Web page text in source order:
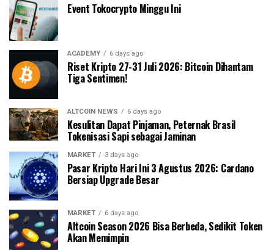
Event Tokocrypto Minggu Ini
ACADEMY 6 days ago
Riset Kripto 27-31 Juli 2026: Bitcoin Dihantam
Tiga Sentimen!
ALTCOIN NEWS 6 days ago
Kesulitan Dapat Pinjaman, Peternak Brasil
Tokenisasi Sapi sebagai Jaminan
MARKET 3 days ago
Pasar Kripto Hari Ini 3 Agustus 2026: Cardano
Bersiap Upgrade Besar
MARKET 6 days ago
Altcoin Season 2026 Bisa Berbeda, Sedikit Token
Akan Memimpin